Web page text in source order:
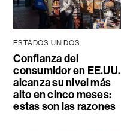
ESTADOS UNIDOS
Confianza del
consumidor en EE.UU.
alcanza su nivel más
alto en cinco meses:
estas son las razones